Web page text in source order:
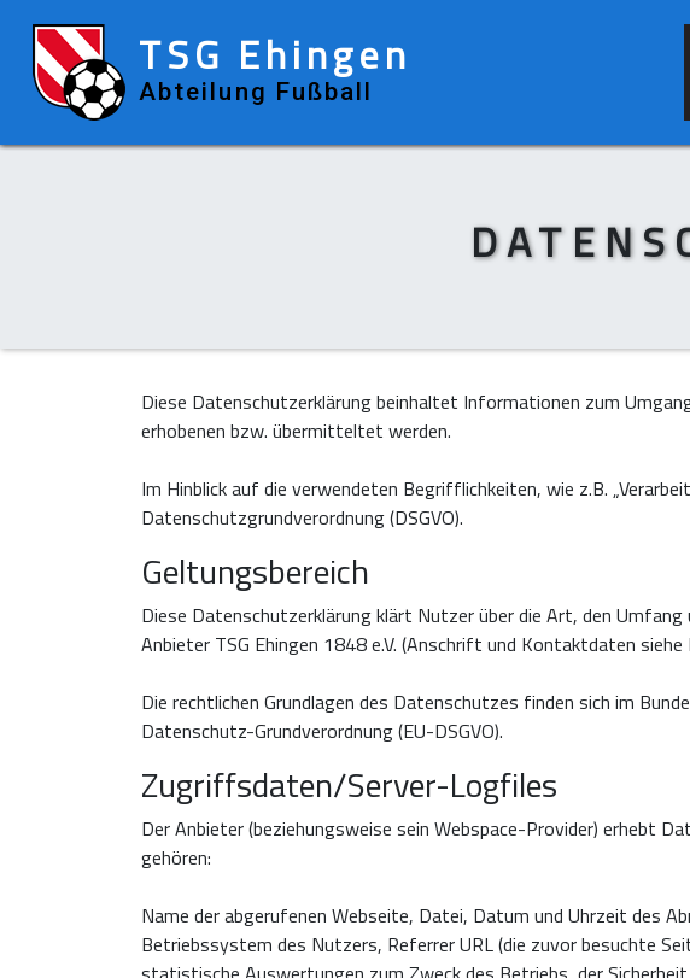
TSG Ehingen
Abteilung Fußball
Diese Datenschutzerklärung beinhaltet Informationen zum
erhobenen bzw. übermitteltet werden.
Im Hinblick auf die verwendeten Begrifflichkeiten, wie z.B.
Datenschutzgrundverordnung (DSGVO).
Geltungsbereich
Diese Datenschutzerklärung klärt Nutzer über die Art, den
Anbieter TSG Ehingen 1848 e.V. (Anschrift und Kontaktdaten
Die rechtlichen Grundlagen des Datenschutzes finden sich im
Datenschutz-Grundverordnung (EU-DSGVO).
Zugriffsdaten/Server-Logfiles
Der Anbieter (beziehungsweise sein Webspace-Provider) erhebt
gehören:
Name der abgerufenen Webseite, Datei, Datum und Uhrzeit des
Betriebssystem des Nutzers, Referrer URL (die zuvor besuchte